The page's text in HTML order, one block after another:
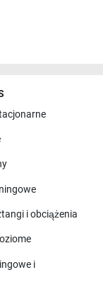
i obciążenia
i